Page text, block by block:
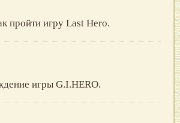
пройти игру Last Hero.
игры G.I.HERO.